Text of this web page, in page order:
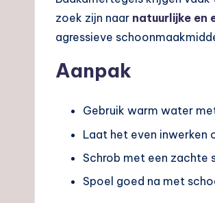
zoek zijn naar natuurlijke en
agressieve
Aanpak
Gebruik warm water
Laat het even inwerken
Schrob met een zachte
Spoel goed na met